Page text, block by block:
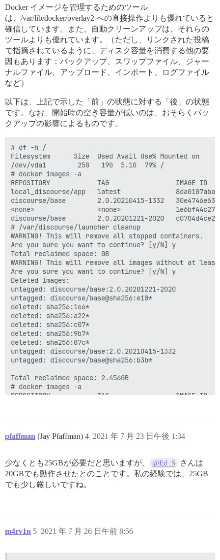
Docker イメージを管理するためのツール
は、/var/lib/docker/overlay2 への直接操作よりも優れていると
確信しています。また、自動クリーンアップは、それらの
ツールよりも優れています。（ただし、リンクされた投稿
で指摘されているように、ディスク容量を消費する他の要
因もあります：バックアップ、スワップファイル、ジャー
ナルファイル、アップロード、インポート、ログファイル
など）
以下は、上記で示した「前」の状態に対する「後」の状態
です。なお、開始時の空き容量が低いのは、おそらくバッ
クアップの影響によるものです。
# df -h /
Filesystem      Size  Used Avail Use% Mounted on
/dev/vda1        25G   19G  5.1G  79% /
# docker images -a
REPOSITORY            TAG                 IMAGE ID
local_discourse/app   latest
discourse/base        2.0.20210415-1332
<none>                <none>
discourse/base        2.0.20201221-2020
# /var/discourse/launcher cleanup
WARNING! This will remove all stopped containers.
Are you sure you want to continue? [y/N] y
Total reclaimed space: 0B
WARNING! This will remove all images without at
Are you sure you want to continue? [y/N] y
Deleted Images:
untagged: discourse/base:2.0.20201221-2020
untagged: discourse/base@sha256:e18*
deleted: sha256:1e6*
deleted: sha256:a22*
deleted: sha256:c07*
deleted: sha256:9b7*
deleted: sha256:87c*
untagged: discourse/base:2.0.20210415-1332
untagged: discourse/base@sha256:b3b*
Total reclaimed space: 2.456GB
# docker images -a
REPOSITORY            TAG                 IMAGE ID
REPOSITORY            TAG                 IMAGE
local_discourse/app   latest
Filesystem      Size  Used Avail Use% Mounted on
/dev/vda1        25G   17G  7.8G  68% /
# docker system df
TYPE                TOTAL               ACTIVE
# df -h /
Filesystem      Size  Used Avail Use% Mounted on
pfaffman (Jay Pfaffman) 2021 年 7 月 23 日午後 1:34
4
少なくとも25GBが必要だと思いますが、 @Ed_S
さんは
20GBでも動作させたとのことです。私の経験では、25GB
でも少し厳しいですね。
m4rv1n 2021 年 7 月 26 日午前 8:56
5